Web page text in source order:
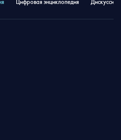
Цифровая энциклопедия